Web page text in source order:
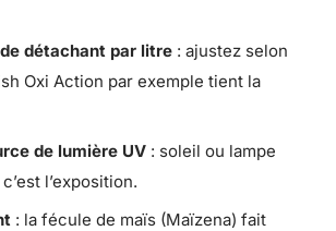
détachant par litre : ajustez selon
Oxi Action par exemple tient la
de lumière UV : soleil ou lampe
l’exposition.
: la fécule de maïs (Maïzena) fait